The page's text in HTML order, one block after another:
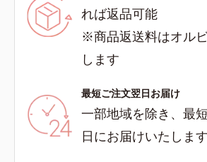
れば返品可能
※商品返送料はオル
します
最短ご注文翌日お届け
一部地域を除き、最
日にお届けいたします